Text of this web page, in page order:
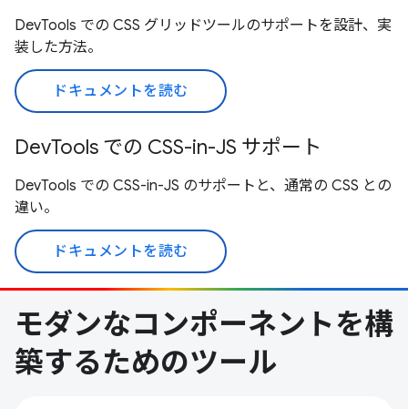
DevTools での CSS グリッドツールのサポートを設計、実
装した方法。
ドキュメントを読む
DevTools での CSS-in-JS サポート
DevTools での CSS-in-JS のサポートと、通常の CSS との
違い。
ドキュメントを読む
モダンなコンポーネントを構
築するためのツール